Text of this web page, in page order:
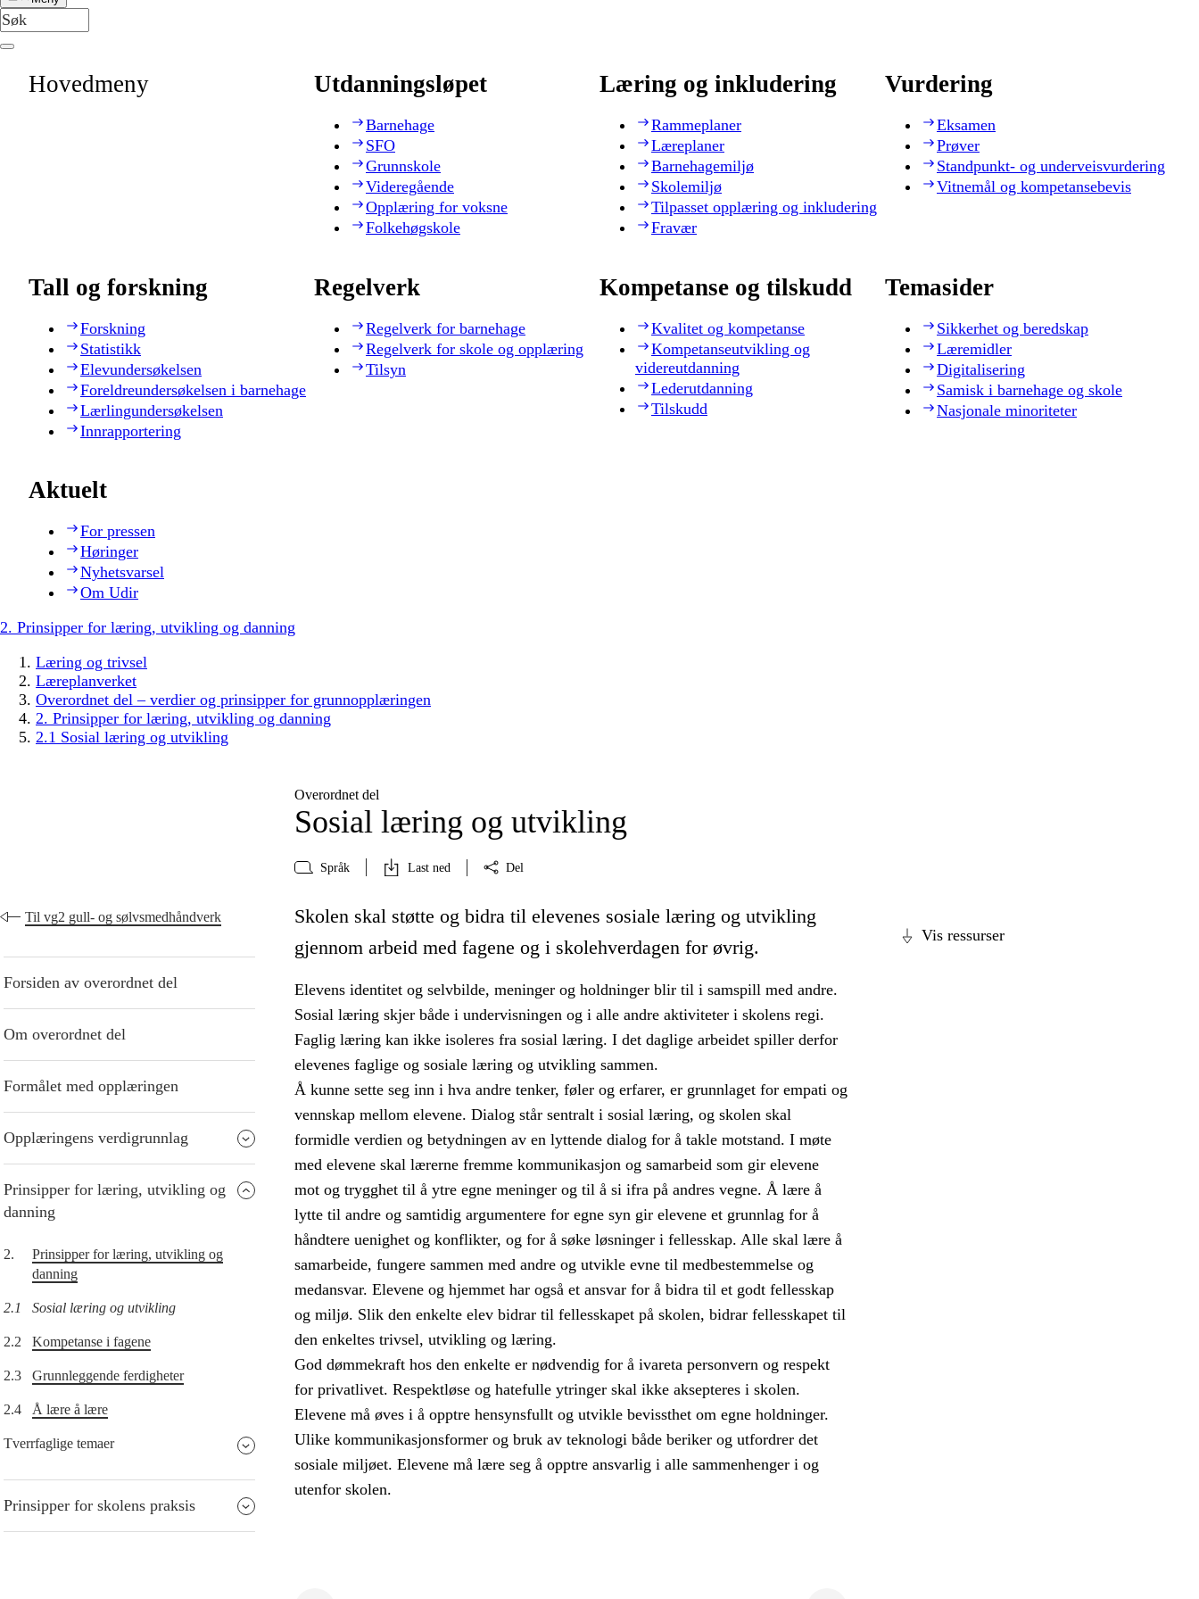
Hovedmeny Utdanningsløpet
Barnehage
SFO
Grunnskole
Videregående
Opplæring for voksne
Folkehøgskole
Læring og inkludering
Rammeplaner
Læreplaner
Barnehagemiljø
Skolemiljø
Tilpasset opplæring og inkludering
Fravær
Vurdering
Eksamen
Prøver
Standpunkt- og underveisvurdering
Vitnemål og kompetansebevis
Tall og forskning
Forskning
Statistikk
Elevundersøkelsen
Foreldreundersøkelsen i barnehage
Lærlingundersøkelsen
Innrapportering
Regelverk
Regelverk for barnehage
Regelverk for skole og opplæring
Tilsyn
Kompetanse og tilskudd
Kvalitet og kompetanse
Kompetanseutvikling og
videreutdanning
Lederutdanning
Tilskudd
Temasider
Sikkerhet og beredskap
Læremidler
Digitalisering
Samisk i barnehage og skole
Nasjonale minoriteter
Aktuelt
For pressen
Høringer
Nyhetsvarsel
Om Udir
2. Prinsipper for læring, utvikling og danning
Læring og trivsel
Læreplanverket
Overordnet del – verdier og prinsipper for grunnopplæringen
2. Prinsipper for læring, utvikling og danning
2.1 Sosial læring og utvikling
Overordnet del
Sosial læring og utvikling
Språk Last ned Del
Til vg2 gull- og sølvsmedhåndverk
Forsiden av overordnet del
Om overordnet del
Formålet med opplæringen
Opplæringens verdigrunnlag
Prinsipper for læring, utvikling og
danning
2.
Prinsipper for læring, utvikling og
danning
2.1 Sosial læring og utvikling
2.2 Kompetanse i fagene
2.3 Grunnleggende ferdigheter
2.4 Å lære å lære
Tverrfaglige temaer
Prinsipper for skolens praksis
Vis ressurser
Skolen skal støtte og bidra til elevenes sosiale læring og utvikling
gjennom arbeid med fagene og i skolehverdagen for øvrig.
Elevens identitet og selvbilde, meninger og holdninger blir til i samspill med andre.
Sosial læring skjer både i undervisningen og i alle andre aktiviteter i skolens regi.
Faglig læring kan ikke isoleres fra sosial læring. I det daglige arbeidet spiller derfor
elevenes faglige og sosiale læring og utvikling sammen.
Å kunne sette seg inn i hva andre tenker, føler og erfarer, er grunnlaget for empati og
vennskap mellom elevene. Dialog står sentralt i sosial læring, og skolen skal
formidle verdien og betydningen av en lyttende dialog for å takle motstand. I møte
med elevene skal lærerne fremme kommunikasjon og samarbeid som gir elevene
mot og trygghet til å ytre egne meninger og til å si ifra på andres vegne. Å lære å
lytte til andre og samtidig argumentere for egne syn gir elevene et grunnlag for å
håndtere uenighet og konflikter, og for å søke løsninger i fellesskap. Alle skal lære å
samarbeide, fungere sammen med andre og utvikle evne til medbestemmelse og
medansvar. Elevene og hjemmet har også et ansvar for å bidra til et godt fellesskap
og miljø. Slik den enkelte elev bidrar til fellesskapet på skolen, bidrar fellesskapet til
den enkeltes trivsel, utvikling og læring.
God dømmekraft hos den enkelte er nødvendig for å ivareta personvern og respekt
for privatlivet. Respektløse og hatefulle ytringer skal ikke aksepteres i skolen.
Elevene må øves i å opptre hensynsfullt og utvikle bevissthet om egne holdninger.
Ulike kommunikasjonsformer og bruk av teknologi både beriker og utfordrer det
sosiale miljøet. Elevene må lære seg å opptre ansvarlig i alle sammenhenger i og
utenfor skolen.